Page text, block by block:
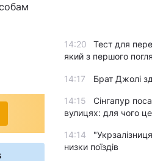
14:20
Тест для
який з першого
14:17 Брат Джолі
14:15
Сінгапур
вулицях: для чого
14:14
низки поїздів